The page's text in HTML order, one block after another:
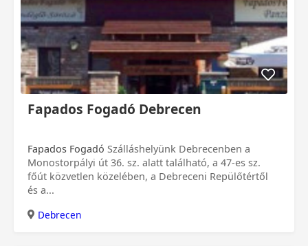
Fapados Fogadó Debrecen
Fapados Fogadó
Monostorpályi út 36. sz. alatt található, a 47-es sz.
főút közvetlen közelében, a Debreceni Repülőtértől
és a...
Debrecen